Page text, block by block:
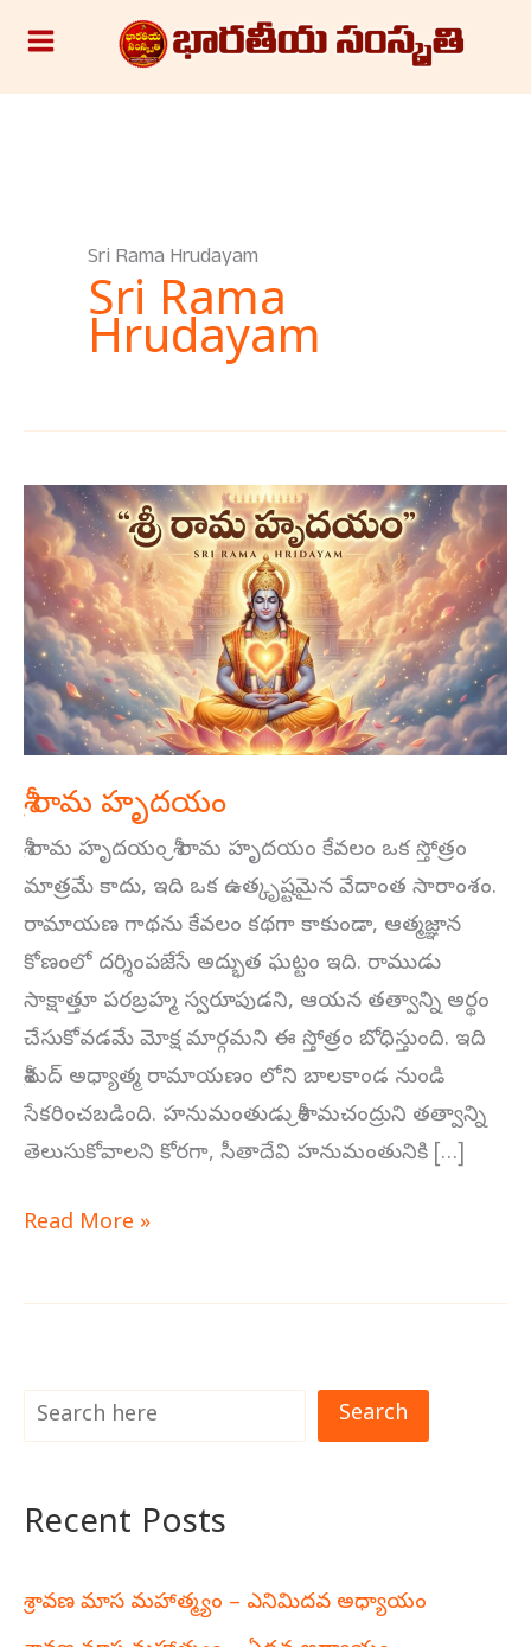
Sri Rama Hrudayam
Sri Rama
Hrudayam
శ్రీ రామ హృదయం
శ్రీ రామ హృదయం శ్రీ రామ హృదయం కేవలం ఒక స్తోత్రం
మాత్రమే కాదు, ఇది ఒక ఉత్కృష్టమైన వేదాంత సారాంశం.
రామాయణ గాథను కేవలం కథగా కాకుండా, ఆత్మజ్ఞాన
కోణంలో దర్శింపజేసే అద్భుత ఘట్టం ఇది. రాముడు
సాక్షాత్తూ పరబ్రహ్మ స్వరూపుడని, ఆయన తత్వాన్ని అర్థం
చేసుకోవడమే మోక్ష మార్గమని ఈ స్తోత్రం బోధిస్తుంది. ఇది
శ్రీమద్ అధ్యాత్మ రామాయణం లోని బాలకాండ నుండి
సేకరించబడింది. హనుమంతుడు శ్రీరామచంద్రుని తత్వాన్ని
తెలుసుకోవాలని కోరగా, సీతాదేవి హనుమంతునికి […]
రామ
హృదయం
Read More »
e
a
Search
Recent Posts
శ్రావణ మాస మహాత్మ్యం – ఎనిమిదవ అధ్యాయం